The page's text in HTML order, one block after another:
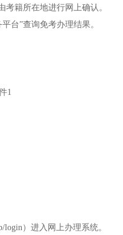
考籍所在地进行网上确认。
台”查询免考办理结果。
1
）进入网上办理系统。